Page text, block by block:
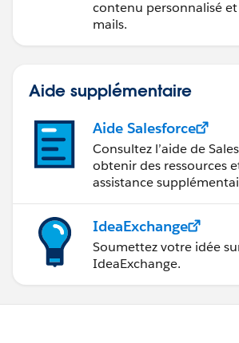
contenu personnalisé et
mails.
Aide supplémentaire
Aide Salesforce
Consultez l’aide de
obtenir des ressources
assistance
IdeaExchange
Soumettez votre idée
IdeaExchange.